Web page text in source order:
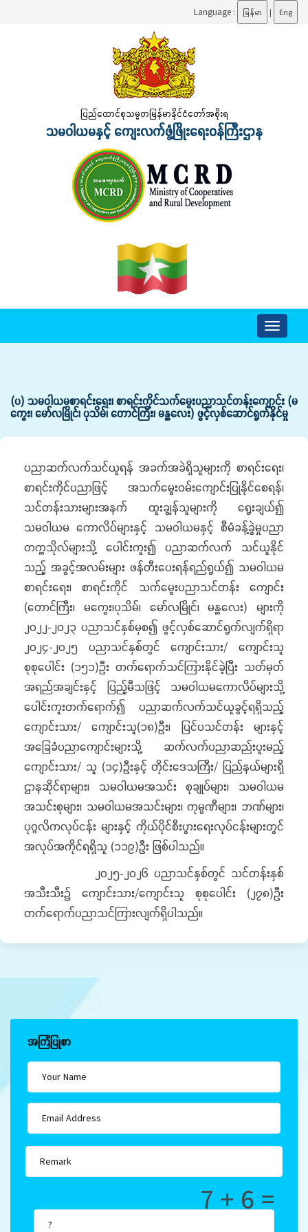
Language : မြန်မာ | Eng
ပြည်ထောင်စုသမ္မတမြန်မာနိုင်ငံတော်အစိုးရ
သမဝါယမနှင့် ကျေးလက်ဖွံ့ဖြိုးရေးဝန်ကြီးဌာန
Toggle
(ပ) သမဝါယမစာရင်းရေး၊ စာရင်းကိုင်သက်မွေးပညာသင်တန်းကျောင်း (မ
ကွေး၊ မော်လမြိုင်၊ ပုသိမ်၊ တောင်ကြီး၊ မန္တလေး) ဖွင့်လှစ်ဆောင်ရွက်နိုင်မှု
ပညာဆက်လက်သင်ယူရန် အခက်အခဲရှိသူများကို စာရင်းရေး၊
စာရင်းကိုင်ပညာဖြင့် အသက်မွေးဝမ်းကျောင်းပြုနိုင်စေရန်၊
သင်တန်းသားများအနက် ထူးချွန်သူများကို ရွေးချယ်၍
သမဝါယမ ကောလိပ်များနှင့် သမဝါယမနှင့် စီမံခန့်ခွဲမှုပညာ
တက္ကသိုလ်များသို့ ပေါင်းကူး၍ ပညာဆက်လက် သင်ယူနိုင်
သည့် အခွင့်အလမ်းများ ဖန်တီးပေးရန်ရည်ရွယ်၍ သမဝါယမ
စာရင်းရေး၊ စာရင်းကိုင် သက်မွေးပညာသင်တန်း ကျောင်း
(တောင်ကြီး၊ မကွေး၊ပုသိမ်၊ မော်လမြိုင်၊ မန္တလေး) များကို
၂၀၂၂-၂၀၂၃ ပညာသင်နှစ်မှစ၍ ဖွင့်လှစ်ဆောင်ရွက်လျက်ရှိရာ
၂၀၂၄-၂၀၂၅ ပညာသင်နှစ်တွင် ကျောင်းသား/ ကျောင်းသူ
စုစုပေါင်း (၁၅၁)ဦး တက်ရောက်သင်ကြားနိုင်ခဲ့ပြီး သတ်မှတ်
အရည်အချင်းနှင့် ပြည့်မီသဖြင့် သမဝါယမကောလိပ်များသို့
ပေါင်းကူးတက်ရောက်၍ ပညာဆက်လက်သင်ယူခွင့်ရရှိသည့်
ကျောင်းသား/ ကျောင်းသူ(၁၈)ဦး၊ ပြင်ပသင်တန်း များနှင့်
အခြေခံပညာကျောင်းများသို့ ဆက်လက်ပညာဆည်းပူးမည့်
ကျောင်းသား/ သူ (၁၄)ဦးနှင့် တိုင်းဒေသကြီး/ ပြည်နယ်များရှိ
ဌာနဆိုင်ရာများ၊ သမဝါယမအသင်း စုချုပ်များ၊ သမဝါယမ
အသင်းစုများ၊ သမဝါယမအသင်းများ၊ ကုမ္ပဏီများ၊ ဘဏ်များ၊
ပုဂ္ဂလိကလုပ်ငန်း များနှင့် ကိုယ်ပိုင်စီးပွားရေးလုပ်ငန်းများတွင်
အလုပ်အကိုင်ရရှိသူ (၁၁၉)ဦး ဖြစ်ပါသည်။
၂၀၂၅-၂၀၂၆ ပညာသင်နှစ်တွင် သင်တန်းနှစ်
အသီးသီး၌ ကျောင်းသား/ကျောင်းသူ စုစုပေါင်း (၂၇၈)ဦး
တက်ရောက်ပညာသင်ကြားလျက်ရှိပါသည်။
အကြံပြုစာ
7 + 6 =